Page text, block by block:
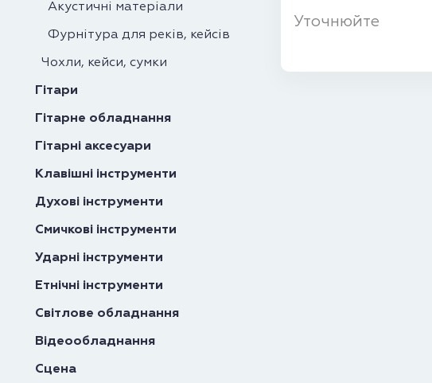
Акустичні матеріали
Фурнітура для реків, кейсів
Чохли, кейси, сумки
Гітари
Гітарне обладнання
Гітарні аксесуари
Клавішні інструменти
Духові інструменти
Смичкові інструменти
Ударні інструменти
Етнічні інструменти
Світлове обладнання
Відеообладнання
Сцена
Уточнюйте